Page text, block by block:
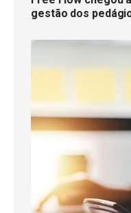
gestão dos